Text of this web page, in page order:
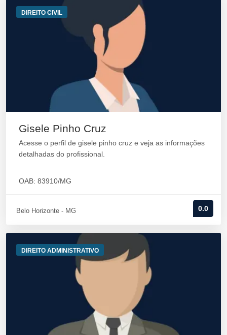
DIREITO CIVIL
Gisele Pinho Cruz
Acesse o perfil de gisele pinho cruz e veja as informações
detalhadas do profissional.
OAB: 83910/MG
Belo Horizonte - MG 0.0
DIREITO ADMINISTRATIVO